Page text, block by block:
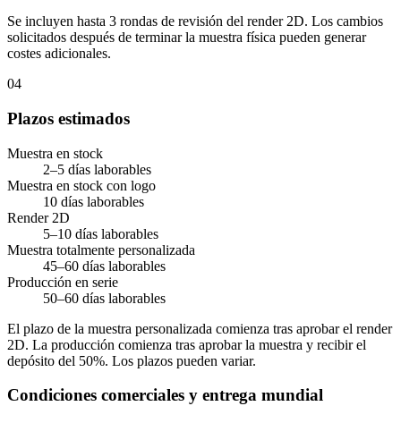
Se incluyen hasta 3 rondas de revisión del render 2D. Los cambios
solicitados después de terminar la muestra física pueden generar
costes adicionales.
04
Plazos estimados
Muestra en stock
2–5 días laborables
Muestra en stock con logo
10 días laborables
Render 2D
5–10 días laborables
Muestra totalmente personalizada
45–60 días laborables
Producción en serie
50–60 días laborables
El plazo de la muestra personalizada comienza tras aprobar el render
2D. La producción comienza tras aprobar la muestra y recibir el
depósito del 50%. Los plazos pueden variar.
Condiciones comerciales y entrega mundial